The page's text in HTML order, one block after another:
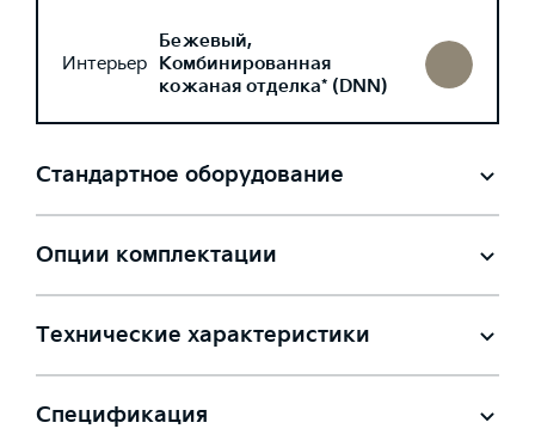
Интерьер
Бежевый,
Комбинированная
кожаная отделка* (DNN)
Стандартное оборудование
Опции комплектации
Технические характеристики
Спецификация